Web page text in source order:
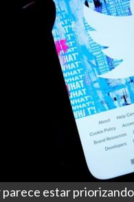
estar